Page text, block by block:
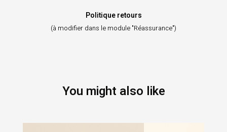
Politique retours
(à modifier dans le module "Réassurance")
You might also like